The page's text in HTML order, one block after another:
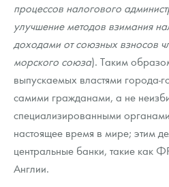
процессов налогового
улучшение методов взимания
доходами от союзных взносов
морского союза). Таким
выпускаемых властями города-
самими гражданами, а не
специализированными
настоящее время в мире; этим
центральные банки, такие
Англии.